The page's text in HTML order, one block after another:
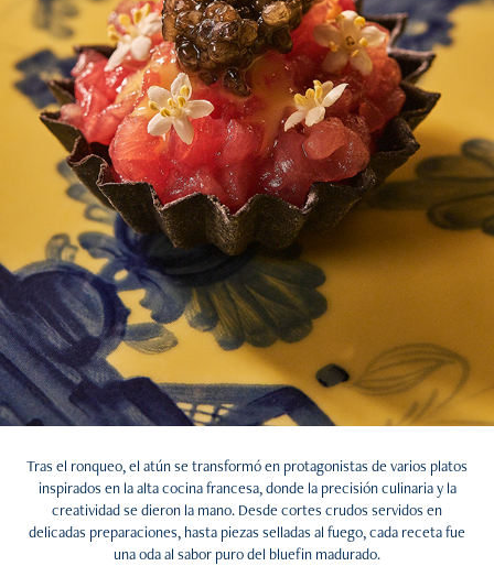
Tras el ronqueo, el atún se transformó en protagonistas de varios platos
inspirados en la alta cocina francesa, donde la precisión culinaria y la
creatividad se dieron la mano. Desde cortes crudos servidos en
delicadas preparaciones, hasta piezas selladas al fuego, cada receta fue
una oda al sabor puro del bluefin madurado.